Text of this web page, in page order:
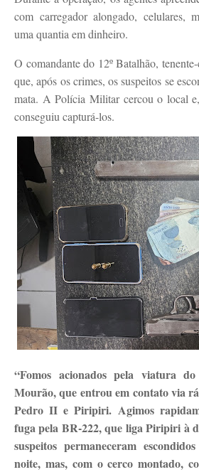
com carregador alongado, celulares,
uma quantia em dinheiro.
O comandante do 12º Batalhão,
que, após os crimes, os suspeitos se
mata. A Polícia Militar cercou o local
conseguiu capturá-los.
“Fomos acionados pela viatura
Mourão, que entrou em contato via
Pedro II e Piripiri. Agimos
fuga pela BR-222, que liga Piripiri à
suspeitos permaneceram
noite, mas, com o cerco montado,